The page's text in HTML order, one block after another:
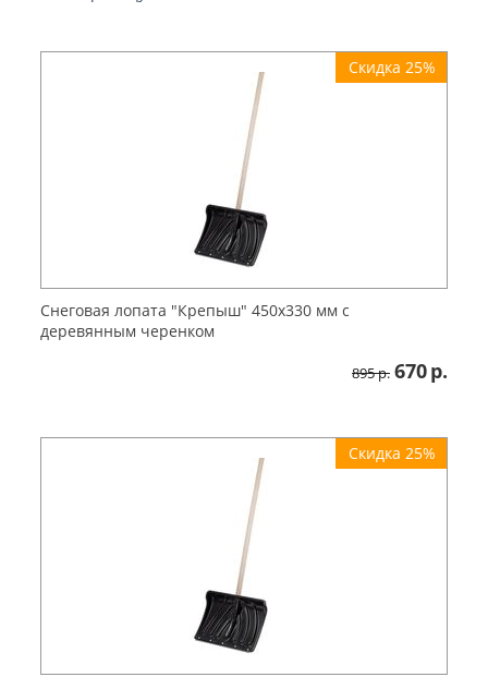
Скидка 25%
Снеговая лопата "Крепыш" 450х330 мм с
деревянным черенком
895р. 670р.
Скидка 25%